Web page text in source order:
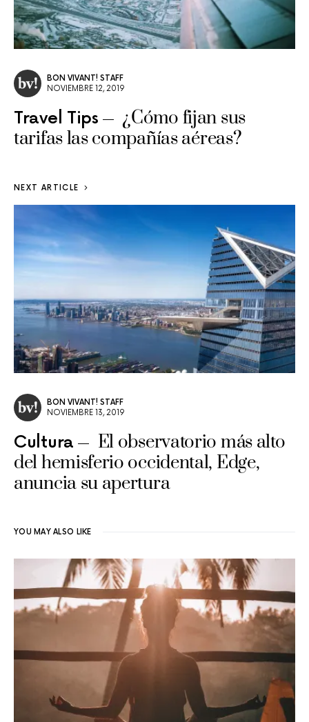
BON VIVANT! STAFF
NOVIEMBRE 12, 2019
Travel Tips
¿Cómo fijan sus
tarifas las compañías aéreas?
NEXT ARTICLE
BON VIVANT! STAFF
NOVIEMBRE 13, 2019
Cultura
El observatorio más alto
del hemisferio occidental, Edge,
anuncia su apertura
YOU MAY ALSO LIKE